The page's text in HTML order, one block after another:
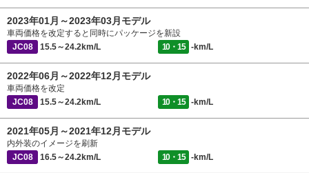
2023年01月～2023年03月モデル
車両価格を改定すると同時にパッケージを新設
JC08
15.5～24.2km/L 10・15 -km/L
2022年06月～2022年12月モデル
車両価格を改定
JC08
15.5～24.2km/L 10・15 -km/L
2021年05月～2021年12月モデル
内外装のイメージを刷新
JC08
16.5～24.2km/L 10・15 -km/L